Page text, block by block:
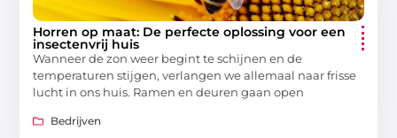
Horren op maat: De perfecte oplossing voor een
insectenvrij huis
Wanneer de zon weer begint te schijnen en de
temperaturen stijgen, verlangen we allemaal naar frisse
lucht in ons huis. Ramen en deuren gaan open
Bedrijven